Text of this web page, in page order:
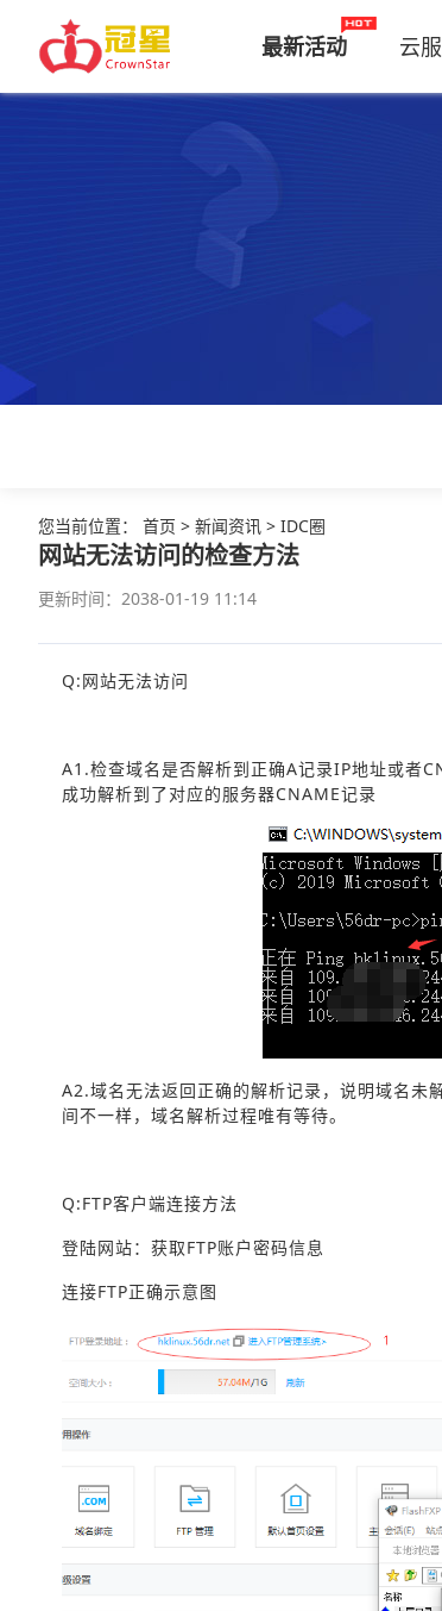
最新活动 云
您当前位置： 首页 > 新闻资讯 > IDC圈
网站无法访问的检查方法
更新时间：2038-01-19 11:14
Q:网站无法访问
A1.检查域名是否解析到正确A记录IP地址或者
成功解析到了对应的服务器CNAME记录
A2.域名无法返回正确的解析记录，说明域名未
间不一样，域名解析过程唯有等待。
Q:FTP客户端连接方法
登陆网站：获取FTP账户密码信息
连接FTP正确示意图